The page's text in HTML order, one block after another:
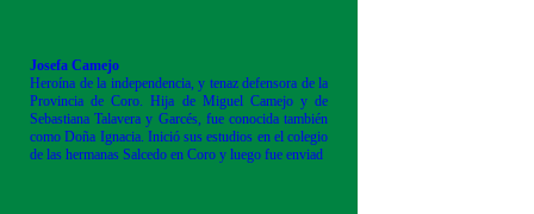
Josefa Camejo
Heroína de la independencia, y tenaz defensora de la
Provincia de Coro. Hija de Miguel Camejo y de
Sebastiana Talavera y Garcés, fue conocida también
como Doña Ignacia. Inició sus estudios en el colegio
de las hermanas Salcedo en Coro y luego fue enviad